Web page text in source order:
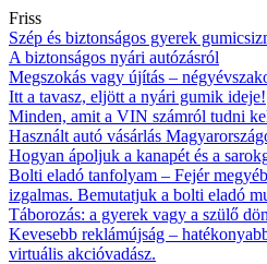
Friss
Szép és biztonságos gyerek
A biztonságos nyári autózásról
Megszokás vagy újítás –
Itt a tavasz, eljött a nyári gumik ideje!
Minden, amit a VIN számról tudni
Használt autó vásárlás
Hogyan ápoljuk a kanapét és a
Bolti eladó tanfolyam – Fejér
izgalmas. Bemutatjuk a bolti eladó
Táborozás: a gyerek vagy a szülő
Kevesebb reklámújság –
virtuális akcióvadász.